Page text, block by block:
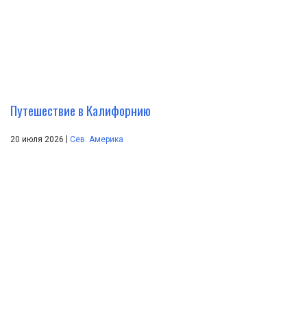
Путешествие в Калифорнию
20 июля 2026 | Сев. Америка